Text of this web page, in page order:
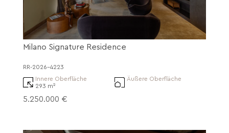
Milano Signature Residence
RR-2026-4223
Innere Oberfläche
293 m²
Äußere Oberfläche
5.250.000 €